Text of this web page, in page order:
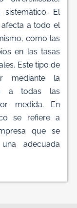
El
a todo el
como las
en las tasas
Este tipo de
mediante la
a todas las
medida. En
se refiere a
que se
adecuada